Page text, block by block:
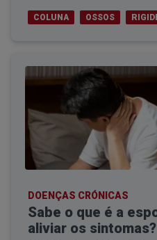
COLUNA OSSOS
DOENÇAS CRÓNICAS
Sabe o que é a
aliviar os sintomas?